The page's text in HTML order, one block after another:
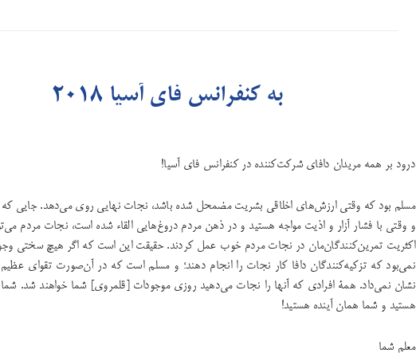
به کنفرانس فای آسیا ۲۰۱۸
درود بر همه مریدان دافای شرکت‌کننده در کنفرانس فای آسیا!
مسلم بود که وقتی ارزش‌های اخلاقی بشریت مضمحل شده باشد، نجات نهایی روی می‌دهد. جایی که
و وقتی با فشار آزار و اذیت مواجه هستید و در ذهن مردم دروغ‌هایی القاء شده است، نجات مردم
اکثریت تمرین‌کنندگان‌مان در نجات مردم خوب عمل کردند. حقیقت این است که اگر هیچ سختی
نمی‌بود که تزکیه‌کنندگان دافا کار نجات را انجام دهند؛ و مسلم است که در آن‌صورت تقوای عظیم
نشان نمی‌داد. همۀ افرادی که آنها را نجات می‌دهید روزی موجودات [قلمروی] شما خواهند شد.
هستید و شما همان آینده هستید!
معلم شما